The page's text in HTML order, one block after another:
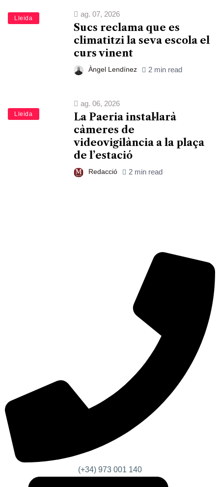
Lleida
ag. 07, 2026
Sucs reclama que es
climatitzi la seva escola el
curs vinent
Àngel Lendínez 2 min read
Lleida
ag. 06, 2026
La Paeria instal·larà
càmeres de
videovigilància a la plaça
de l’estació
Redacció 2 min read
(+34) 973 001 140